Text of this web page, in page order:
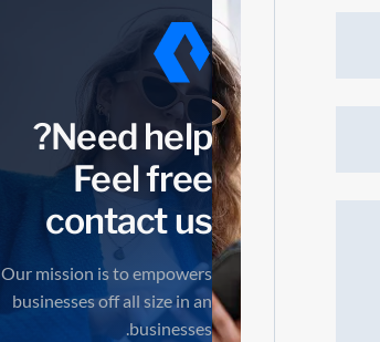
Need help?
Feel free
contact us
Our mission is to empowers
businesses off all size in an
businesses.